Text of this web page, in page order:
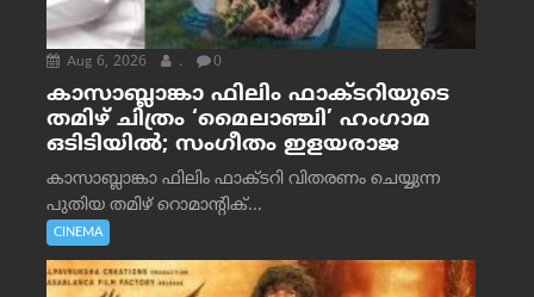
Aug 6, 2026 . 0
കാസാബ്ലാങ്കാ ഫിലിം ഫാക്ടറിയുടെ
തമിഴ് ചിത്രം ‘മൈലാഞ്ചി’ ഹംഗാമ
ഒടിടിയിൽ; സംഗീതം ഇളയരാജ
കാസാബ്ലാങ്കാ ഫിലിം ഫാക്ടറി വിതരണം ചെയ്യുന്ന
പുതിയ തമിഴ് റൊമാന്റിക്...
CINEMA